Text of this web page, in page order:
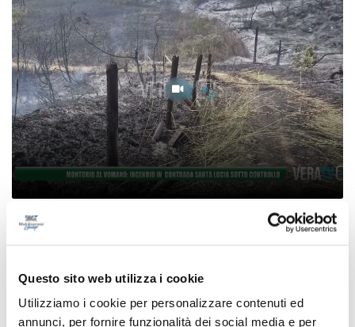
Questo sito web utilizza i cookie
Utilizziamo i cookie per personalizzare contenuti ed
annunci, per fornire funzionalità dei social media e per
Montorio al Vomano: incendio in contrada
Santa Lucia sotto controllo